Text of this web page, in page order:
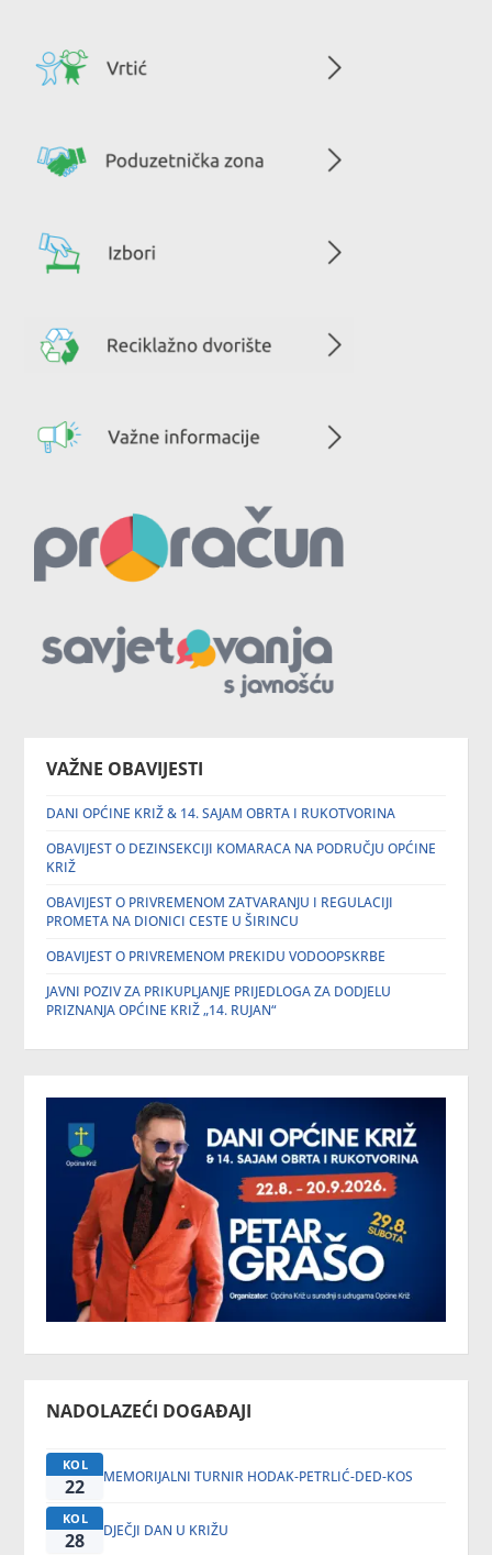
VAŽNE OBAVIJESTI
DANI OPĆINE KRIŽ & 14. SAJAM OBRTA I RUKOTVORINA
OBAVIJEST O DEZINSEKCIJI KOMARACA NA PODRUČJU OPĆINE
KRIŽ
OBAVIJEST O PRIVREMENOM ZATVARANJU I REGULACIJI
PROMETA NA DIONICI CESTE U ŠIRINCU
OBAVIJEST O PRIVREMENOM PREKIDU VODOOPSKRBE
JAVNI POZIV ZA PRIKUPLJANJE PRIJEDLOGA ZA DODJELU
PRIZNANJA OPĆINE KRIŽ „14. RUJAN“
NADOLAZEĆI DOGAĐAJI
KOL
22 MEMORIJALNI TURNIR HODAK-PETRLIĆ-DED-KOS
KOL
28 DJEČJI DAN U KRIŽU